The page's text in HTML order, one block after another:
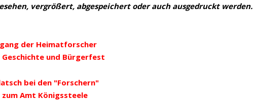
vergrößert, abgespeichert oder auch ausgedruckt werden.
der Heimatforscher
Geschichte und Bürgerfest
bei den "Forschern"
Amt Königssteele